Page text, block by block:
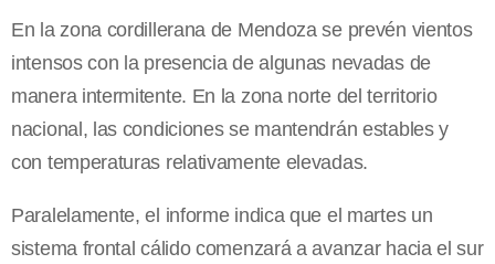
En la zona cordillerana de Mendoza se prevén vientos
intensos con la presencia de algunas nevadas de
manera intermitente. En la zona norte del territorio
nacional, las condiciones se mantendrán estables y
con temperaturas relativamente elevadas.
Paralelamente, el informe indica que el martes un
sistema frontal cálido comenzará a avanzar hacia el sur